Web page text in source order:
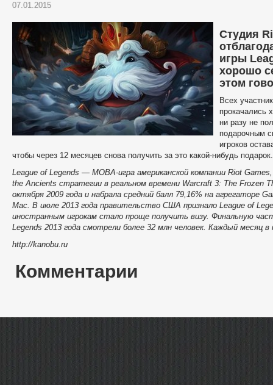
07.01.2015
Студия
игры
хорошо
этом
Всех
прокачались
ни разу не
подарочным
игроков
чтобы через 12 месяцев снова получить за это какой-нибудь подарок.
League of Legends — MOBA-игра американской компании Riot
the Ancients стратегии в реальном времени Warcraft 3: The Frozen
октября 2009 года и набрала средний балл 79,16% на агрегаторе
Mac. В июле 2013 года правительство США признало League of
иностранным игрокам стало проще получить визу. Финальную
Legends 2013 года смотрели более 32 млн человек. Каждый месяц
http://kanobu.ru
Комментарии